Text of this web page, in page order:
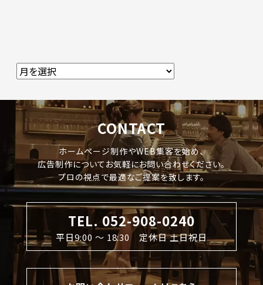
CONTACT
ホームページ制作やWEB集客を始め、
広告制作についてお気軽にお問い合わせください。
プロの視点で最適なご提案を致します。
TEL. 052-908-0240
平日9:00 〜 18:30 定休日 土日祝日